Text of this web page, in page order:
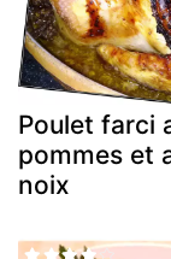
Poulet farci
pommes et
noix